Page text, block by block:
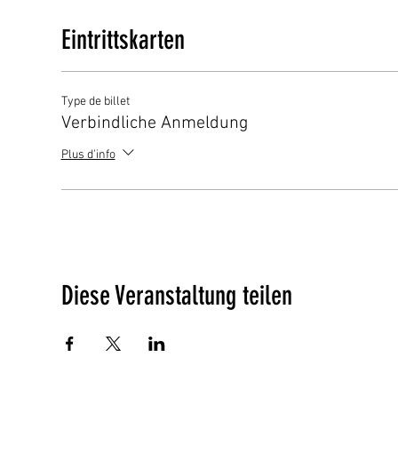
Eintrittskarten
Type de billet
Verbindliche Anmeldung
Plus d'info
Diese Veranstaltung teilen